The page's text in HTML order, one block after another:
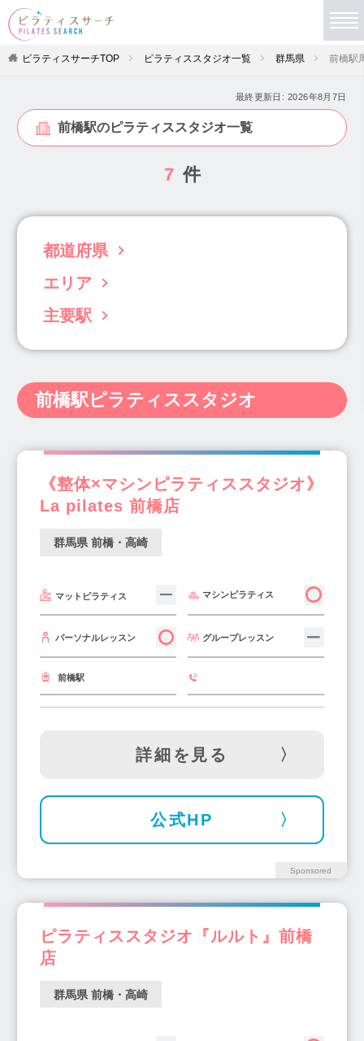
ピラティスサーチTOP ピラティススタジオ一覧 群馬県 前橋駅
最終更新日: 2026年8月7日
前橋駅のピラティススタジオ一覧
7 件
都道府県
北海道(63)
宮城県(19)
神奈川県(238)
新潟県(14)
富山県(6)
石川県(9)
福井県(3) 山梨県(7)
長野県(10)
三重県(11)
滋賀県(12)
京都府(29)
大阪府(340)
兵庫県(116)
奈良県(20)
和歌山県(4)
鳥取県(2)
熊本県(15)
大分県(7)
沖縄県(10)
エリア
前橋・高崎(27)
主要駅
中央前橋駅(2) 高崎駅(9)
前橋駅(7)
吉井駅(1)
竜舞駅(1)
北高崎駅(2)
片貝駅(1)
前橋駅ピラティススタジオ
Sponsored
《整体×マシンピラティススタジオ》
La pilates 前橋店
群馬県 前橋・高崎
マットピラティス マシンピラティス
パーソナルレッスン グループレッスン
前橋駅
詳細を見る
公式HP
ピラティススタジオ『ルルト』前橋
店
群馬県 前橋・高崎